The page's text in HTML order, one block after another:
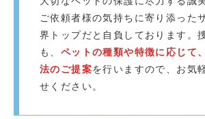
ご依頼者様の気持ちに寄り添った
界トップだと自負しております。
も、 ペットの種類や特徴に応じて
法のご提案を行いますので、お気
せください。